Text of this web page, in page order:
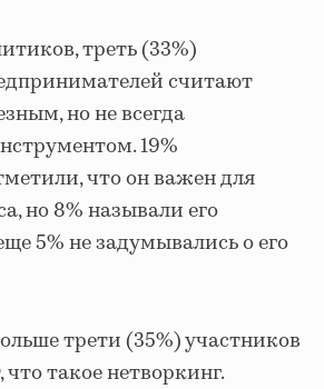
треть (33%)
считают
но не всегда
19%
что он важен для
но 8% называли его
5% не задумывались о его
трети (35%) участников
такое нетворкинг.